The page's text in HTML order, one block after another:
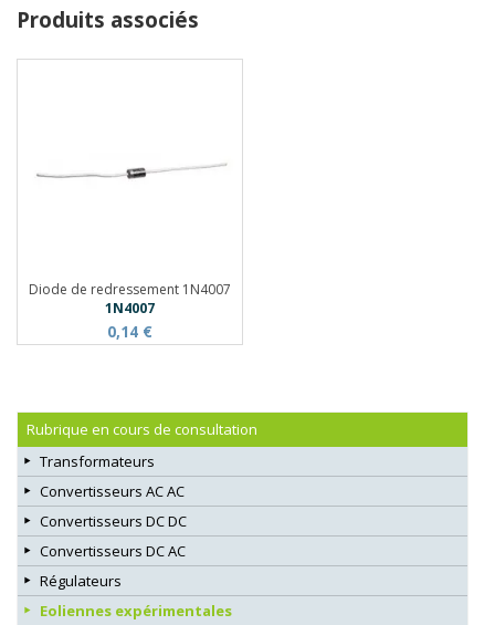
Produits associés
Diode de redressement 1N4007
1N4007
0,14 €
Rubrique en cours de consultation
Transformateurs
Convertisseurs AC AC
Convertisseurs DC DC
Convertisseurs DC AC
Régulateurs
Eoliennes expérimentales